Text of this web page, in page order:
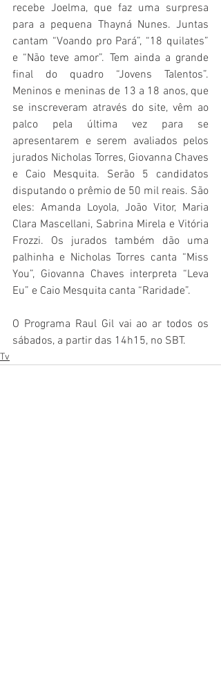
recebe Joelma, que faz uma surpresa
para a pequena Thayná Nunes. Juntas
cantam “Voando pro Pará”, “18 quilates”
e “Não teve amor”. Tem ainda a grande
final do quadro “Jovens Talentos”.
Meninos e meninas de 13 a 18 anos, que
se inscreveram através do site, vêm ao
palco pela última vez para se
apresentarem e serem avaliados pelos
jurados Nicholas Torres, Giovanna Chaves
e Caio Mesquita. Serão 5 candidatos
disputando o prêmio de 50 mil reais. São
eles: Amanda Loyola, João Vitor, Maria
Clara Mascellani, Sabrina Mirela e Vitória
Frozzi. Os jurados também dão uma
palhinha e Nicholas Torres canta “Miss
You”, Giovanna Chaves interpreta “Leva
Eu” e Caio Mesquita canta “Raridade”.
O Programa Raul Gil vai ao ar todos os
sábados, a partir das 14h15, no SBT.
Tv